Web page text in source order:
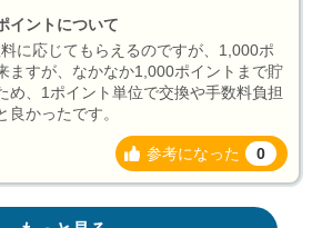
イントについて
に応じてもらえるのですが、1,000ポ
ますが、なかなか1,000ポイントまで貯
め、1ポイント単位で交換や手数料負担
かったです。
参考になった 0